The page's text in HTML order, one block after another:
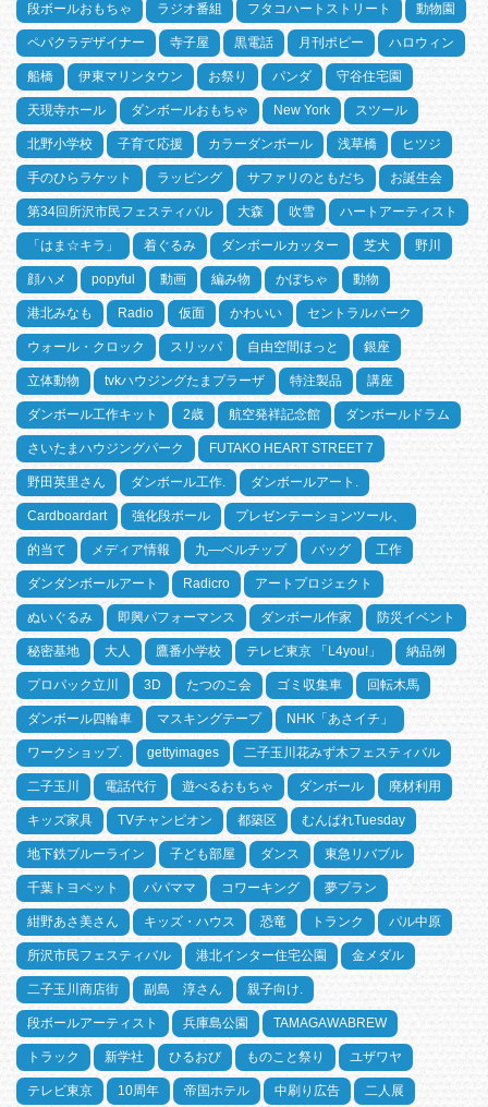
段ボールおもちゃ ラジオ番組 フタコハートストリート 動物園
ペパクラデザイナー 寺子屋 黒電話 月刊ポピー ハロウィン
船橋 伊東マリンタウン お祭り パンダ 守谷住宅園
天現寺ホール ダンボールおもちゃ New York スツール
北野小学校 子育て応援 カラーダンボール 浅草橋 ヒツジ
手のひらラケット ラッピング サファリのともだち お誕生会
第34回所沢市民フェスティバル 大森 吹雪 ハートアーティスト
「はま☆キラ」 着ぐるみ ダンボールカッター 芝犬 野川
顔ハメ popyful 動画 編み物 かぼちゃ 動物
港北みなも Radio 仮面 かわいい セントラルパーク
ウォール・クロック スリッパ 自由空間ほっと 銀座
立体動物 tvkハウジングたまプラーザ 特注製品 講座
ダンボール工作キット 2歳 航空発祥記念館 ダンボールドラム
さいたまハウジングパーク FUTAKO HEART STREET 7
野田英里さん ダンボール工作. ダンボールアート.
Cardboardart 強化段ボール プレゼンテーションツール、
的当て メディア情報 九―ベルチップ バッグ 工作
ダンダンボールアート Radicro アートプロジェクト
ぬいぐるみ 即興パフォーマンス ダンボール作家 防災イベント
秘密基地 大人 鷹番小学校 テレビ東京 「L4you!」 納品例
プロパック立川 3D たつのこ会 ゴミ収集車 回転木馬
ダンボール四輪車 マスキングテープ NHK「あさイチ」
ワークショップ. gettyimages 二子玉川花みず木フェスティバル
二子玉川 電話代行 遊べるおもちゃ ダンボール 廃材利用
キッズ家具 TVチャンピオン 都築区 むんぱれTuesday
地下鉄ブルーライン 子ども部屋 ダンス 東急リバブル
千葉トヨペット パパママ コワーキング 夢プラン
紺野あさ美さん キッズ・ハウス 恐竜 トランク パル中原
所沢市民フェスティバル 港北インター住宅公園 金メダル
二子玉川商店街 副島 淳さん 親子向け.
段ボールアーティスト 兵庫島公園 TAMAGAWABREW
トラック 新学社 ひるおび ものこと祭り ユザワヤ
テレビ東京 10周年 帝国ホテル 中刷り広告 二人展